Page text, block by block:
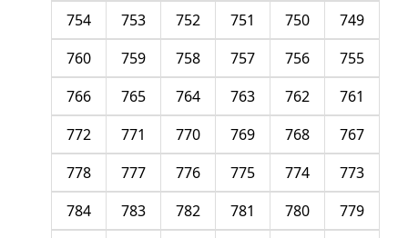
749
750
751
752
753
754
755
756
757
758
759
760
761
762
763
764
765
766
767
768
769
770
771
772
773
774
775
776
777
778
779
780
781
782
783
784